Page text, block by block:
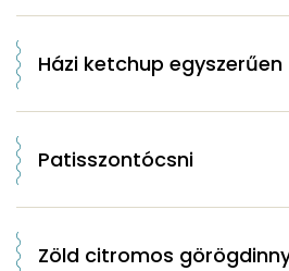
Házi ketchup egyszerűen
Patisszontócsni
Zöld citromos